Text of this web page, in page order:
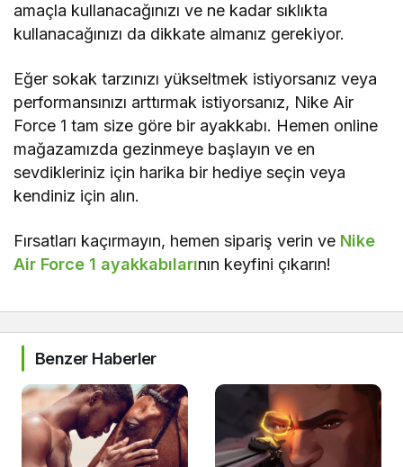
amaçla kullanacağınızı ve ne kadar sıklıkta
kullanacağınızı da dikkate almanız gerekiyor.
Eğer sokak tarzınızı yükseltmek istiyorsanız veya
performansınızı arttırmak istiyorsanız, Nike Air
Force 1 tam size göre bir ayakkabı. Hemen online
mağazamızda gezinmeye başlayın ve en
sevdikleriniz için harika bir hediye seçin veya
kendiniz için alın.
Fırsatları kaçırmayın, hemen sipariş verin ve Nike
Air Force 1 ayakkabılarının keyfini çıkarın!
Benzer Haberler